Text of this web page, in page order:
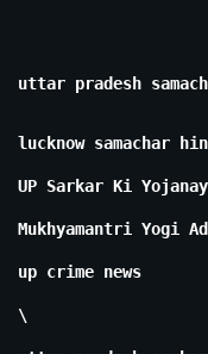
uttar pradesh
lucknow samachar
UP Sarkar Ki
Mukhyamantri Yogi
up crime news
\